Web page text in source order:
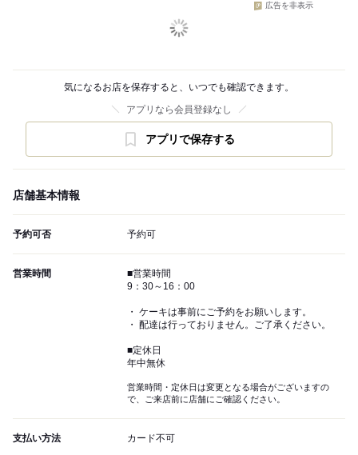
広告を非表示
気になるお店を保存すると、いつでも確認できます。
アプリなら会員登録なし
アプリで保存する
店舗基本情報
予約可否 予約可
営業時間
■営業時間
9：30～16：00
・ ケーキは事前にご予約をお願いします。
・ 配達は行っておりません。ご了承ください。
■定休日
年中無休
営業時間・定休日は変更となる場合がございますの
で、ご来店前に店舗にご確認ください。
支払い方法 カード不可